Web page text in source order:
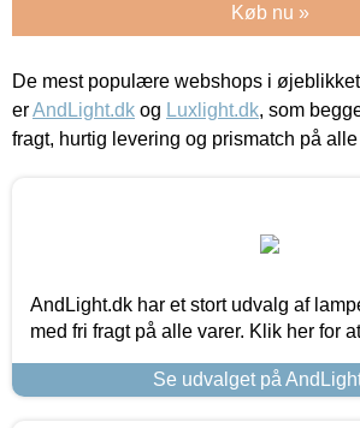
Køb nu »
De mest populære webshops i
erAndLight.dk og Luxlight.dk, som
fragt, hurtig levering og prismatch på
AndLight.dk har et stort udvalg af
med fri fragt på alle varer. Klik her for
Se udvalget på